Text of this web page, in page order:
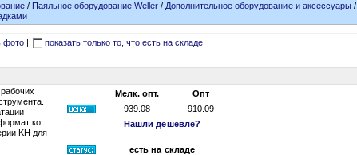
/ Паяльное оборудование Weller / Дополнительное оборудование и аксессуары/
фото| показать только то, что есть на складе
ко
KH для
Мелк. опт.
Опт
939.08
910.09
Нашли дешевле?
есть на складе